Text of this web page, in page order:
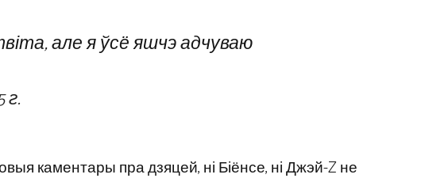
але я ўсё яшчэ адчуваю
г.
каментары пра дзяцей, ні Біёнсе, ні Джэй-Z не